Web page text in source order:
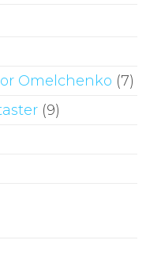
Omelchenko (7)
(9)